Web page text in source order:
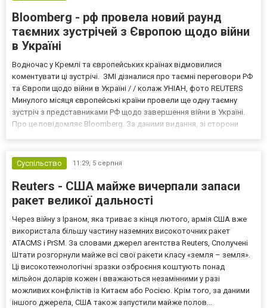
Bloomberg - рф провела новий раунд
таємних зустрічей з Європою щодо війни
в Україні
Водночас у Кремлі та європейських країнах відмовилися
коментувати ці зустрічі. ЗМІ дізналися про таємні переговори РФ
та Європи щодо війни в Україні / / колаж УНІАН, фото REUTERS
Минулого місяця європейські країни провели ще одну таємну
зустріч з представниками РФ щодо завершення війни в Україні.
Про це повідомляє Bloomberg. За даними видання, зі сторони
Суспільство
11:29, 5 серпня
Reuters - США майже вичерпали запаси
ракет великої дальності
Через війну з Іраном, яка триває з кінця лютого, армія США вже
використала більшу частину наземних високоточних ракет
ATACMS і PrSM. За словами джерел агентства Reuters, Сполучені
Штати розгорнули майже всі свої ракети класу «земля – земля».
Ці високотехнологічні зразки озброєння коштують понад
мільйон доларів кожен і вважаються незамінними у разі
можливих конфліктів із Китаєм або Росією. Крім того, за даними
іншого джерела, США також запустили майже полов...